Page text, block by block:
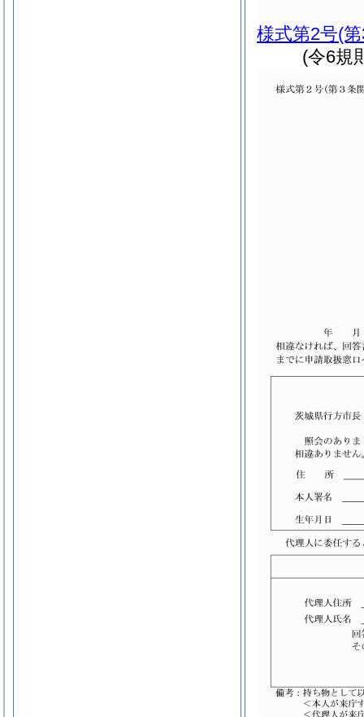
様式第2号(
(令6規